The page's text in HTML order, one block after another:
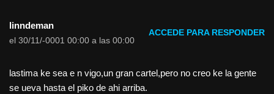
linndeman
el 30/11/-0001 00:00 a las 00:00
ACCEDE PARA RESPONDER
lastima ke sea e n vigo,un gran cartel,pero no creo ke la gente
se ueva hasta el piko de ahi arriba.